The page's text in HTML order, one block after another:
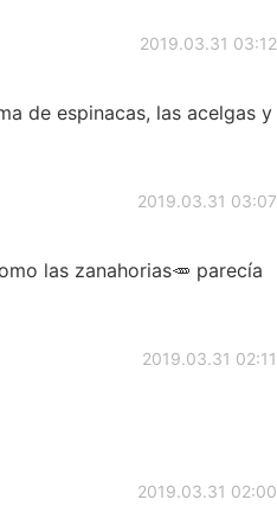
2019.03.31 03:12
de espinacas, las acelgas y
2019.03.31 03:07
las zanahorias🥕 parecía
2019.03.31 02:11
2019.03.31 02:00